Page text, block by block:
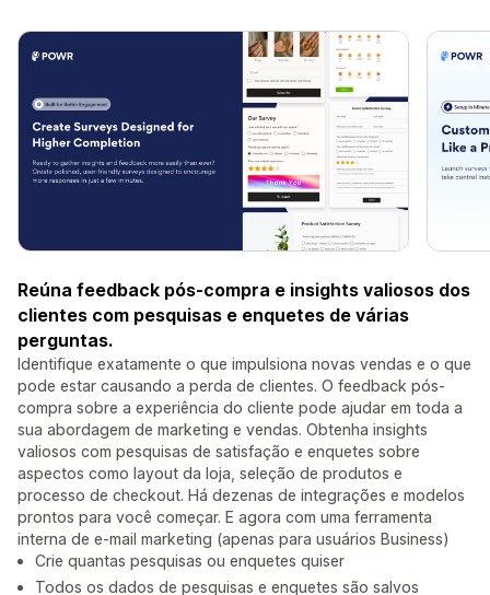
Reúna feedback pós-compra e insights valiosos dos
clientes com pesquisas e enquetes de várias
perguntas.
Identifique exatamente o que impulsiona novas vendas e o que
pode estar causando a perda de clientes. O feedback pós-
compra sobre a experiência do cliente pode ajudar em toda a
sua abordagem de marketing e vendas. Obtenha insights
valiosos com pesquisas de satisfação e enquetes sobre
aspectos como layout da loja, seleção de produtos e
processo de checkout. Há dezenas de integrações e modelos
prontos para você começar. E agora com uma ferramenta
interna de e-mail marketing (apenas para usuários Business)
Crie quantas pesquisas ou enquetes quiser
Todos os dados de pesquisas e enquetes são salvos